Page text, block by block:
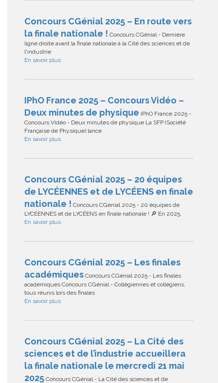
Concours CGénial 2025 – En route vers
la finale nationale ! Concours CGénial - Dernière
ligne droite avant la finale nationale à la Cité des sciences et de
l'industrie
En savoir plus
IPhO France 2025 – Concours Vidéo –
Deux minutes de physique IPhO France 2025 -
Concours Vidéo - Deux minutes de physique La SFP (Société
Française de Physique) lance
En savoir plus
Concours CGénial 2025 – 20 équipes
de LYCÉENNES et de LYCÉENS en finale
nationale ! Concours CGénial 2025 - 20 équipes de
LYCÉENNES et de LYCÉENS en finale nationale ! 🔎 En 2025,
En savoir plus
Concours CGénial 2025 – Les finales
académiques Concours CGénial 2025 - Les finales
académiques Concours CGénial - Collégiennes et collégiens,
tous réunis lors des finales
En savoir plus
Concours CGénial 2025 – La Cité des
sciences et de l’industrie accueillera
la finale nationale le mercredi 21 mai
2025 Concours CGénial - La Cité des sciences et de